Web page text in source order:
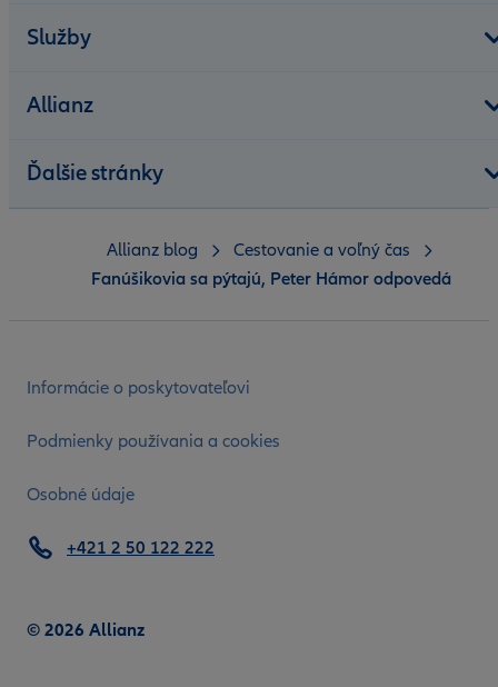
Služby
Allianz
Ďalšie stránky
Informácie o poskytovateľovi
Podmienky používania a cookies
Osobné údaje
© 2026 Allianz
+421 2 50 122 222
Allianz blog
Cestovanie a voľný čas
Fanúšikovia sa pýtajú, Peter Hámor odpovedá